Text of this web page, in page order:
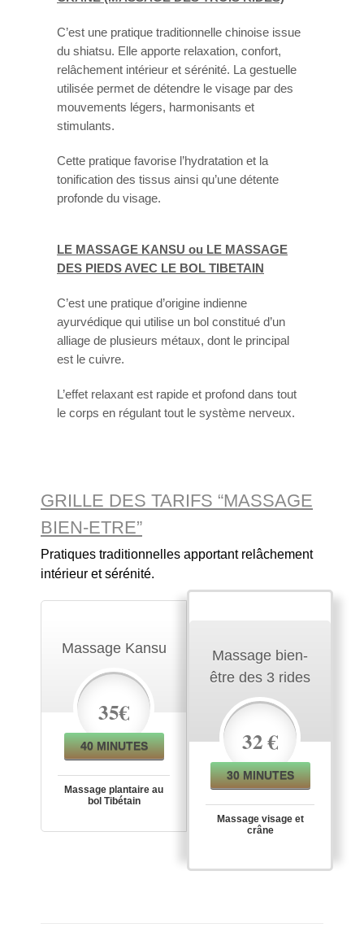
C’est une pratique traditionnelle chinoise issue
du shiatsu. Elle apporte relaxation, confort,
relâchement intérieur et sérénité. La gestuelle
utilisée permet de détendre le visage par des
mouvements légers, harmonisants et
stimulants.
Cette pratique favorise l’hydratation et la
tonification des tissus ainsi qu’une détente
profonde du visage.
LE MASSAGE KANSU ou LE MASSAGE
DES PIEDS AVEC LE BOL TIBETAIN
C’est une pratique d’origine indienne
ayurvédique qui utilise un bol constitué d’un
alliage de plusieurs métaux, dont le principal
est le cuivre.
L’effet relaxant est rapide et profond dans tout
le corps en régulant tout le système nerveux.
GRILLE DES TARIFS “MASSAGE
BIEN-ETRE”
Pratiques traditionnelles apportant relâchement
intérieur et sérénité.
Massage Kansu
35€
40 MINUTES
Massage plantaire au
bol Tibétain
Massage bien-
être des 3 rides
32 €
30 MINUTES
Massage visage et
crâne